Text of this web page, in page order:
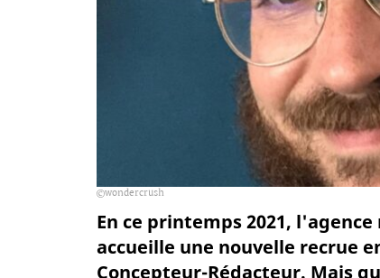
wondercrush
En ce printemps 2021,
accueille une nouvelle recrue
Concepteur-Rédacteur. Mais